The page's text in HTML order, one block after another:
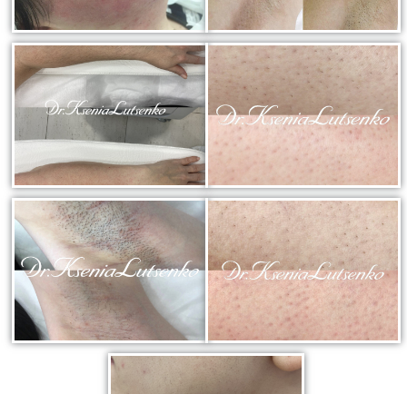
регенерации кожи
Колостотерапия - глубокое восстановление
структуры и рельефа кожи
Увеличение губ - коррекция формы и объема губ
препаратами на основе стабилизированной
гиалуроновой кислоты
Биоревитализация - глубокое увлажнение кожи
препаратами на основе нестабилизированной
гиалуроновой кислоты
Контурная пластика - объёмное моделирование
лица препаратами на основе стабилизированной
гиалуроновой кислоты
Диспорт - устранение мимических морщин
ботулотоксином типа А Dysport (Франция)
Миотокс - устранение мимических морщин
ботулотоксином типа А Миотокс
Гипергидроз - устранение повышенного
потоотделения препаратами Миотокс; Диспорт
плазмолифтинг - подкожное введение плазмы